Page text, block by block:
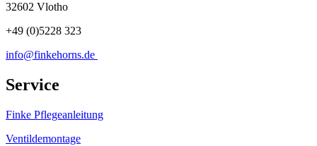
32602 Vlotho
+49 (0)5228 323
info@finkehorns.de
Service
Finke Pflegeanleitung
Ventildemontage